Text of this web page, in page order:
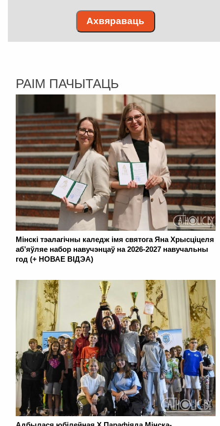
Ахвяраваць
РАІМ ПАЧЫТАЦЬ
Мінскі тэалагічны каледж імя святога Яна Хрысціцеля
аб’яўляе набор навучэнцаў на 2026-2027 навучальны
год (+ НОВАЕ ВІДЭА)